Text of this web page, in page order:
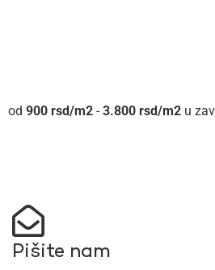
900 rsd - 3.800 rsd u
Pišite nam